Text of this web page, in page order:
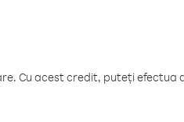
Cu acest credit, puteți efectua